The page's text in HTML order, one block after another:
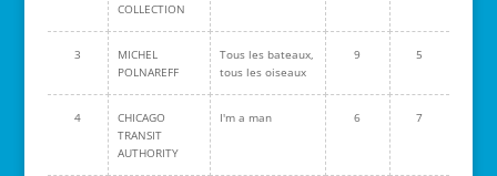
COLLECTION
3
MICHEL
POLNAREFF
Tous les bateaux,
tous les oiseaux
9 5
4
CHICAGO
TRANSIT
AUTHORITY
I'm a man 6 7